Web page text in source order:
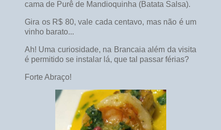
cama de Purê de Mandioquinha (Batata Salsa).
Gira os R$ 80, vale cada centavo, mas não é um
vinho barato...
Ah! Uma curiosidade, na Brancaia além da visita
é permitido se instalar lá, que tal passar férias?
Forte Abraço!